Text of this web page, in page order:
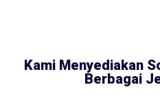
Kami Menyediakan
Berbagai